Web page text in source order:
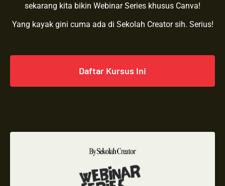
sekarang kita bikin Webinar Series khusus Canva!
Yang kayak gini cuma ada di Sekolah Creator sih. Serius!
Daftar Kursus Ini